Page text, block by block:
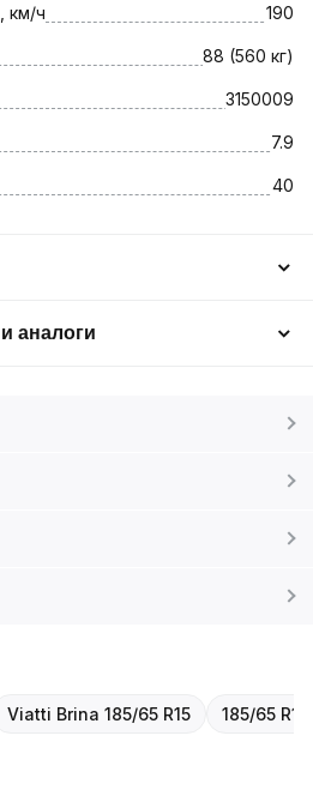
км/ч 190
88 (560 кг)
3150009
7.9
40
аналоги
Viatti Brina 185/65 R15 185/65